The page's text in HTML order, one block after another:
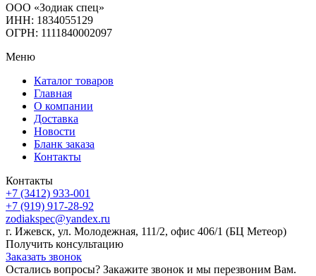
ООО «Зодиак спец»
ИНН: 1834055129
ОГРН: 1111840002097
Меню
Каталог товаров
Главная
О компании
Доставка
Новости
Бланк заказа
Контакты
Контакты
+7 (3412) 933-001
+7 (919) 917-28-92
zodiakspec@yandex.ru
г. Ижевск, ул. Молодежная, 111/2, офис 406/1 (БЦ Метеор)
Получить консультацию
Заказать звонок
Остались вопросы? Закажите звонок и мы перезвоним Вам.